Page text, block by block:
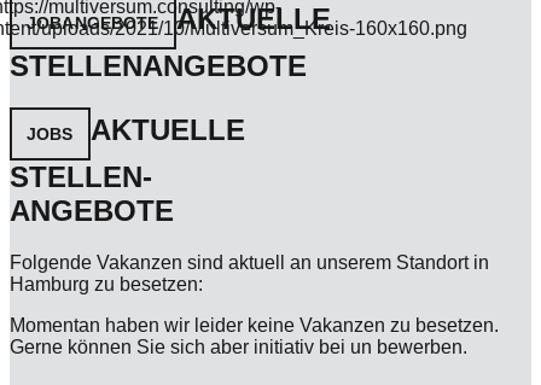
JOBANGEBOTE
AKTUELLE
STELLENANGEBOTE
JOBS
AKTUELLE
STELLEN-
ANGEBOTE
Folgende Vakanzen sind aktuell an unserem Standort in
Hamburg zu besetzen:
Momentan haben wir leider keine Vakanzen zu besetzen.
Gerne können Sie sich aber initiativ bei un bewerben.